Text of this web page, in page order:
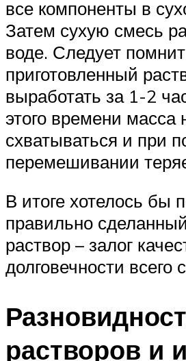
все компоненты в
Затем сухую смесь
воде. Следует
приготовленный
выработать за 1-2
этого времени масса
схватываться и при
перемешивании
В итоге хотелось бы
правильно
раствор – залог
долговечности всего
растворов и